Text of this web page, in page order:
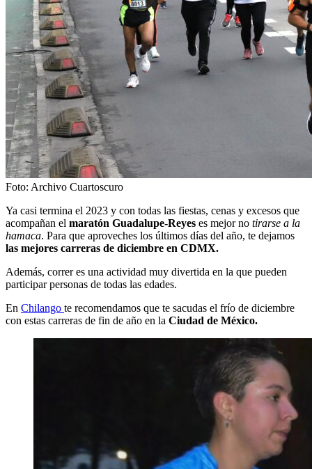
Foto: Archivo Cuartoscuro
Ya casi termina el 2023 y con todas las fiestas, cenas y excesos que
acompañan el maratón Guadalupe-Reyes es mejor no tirarse a la
hamaca. Para que aproveches los últimos días del año, te dejamos
las mejores carreras de diciembre en CDMX.
Además, correr es una actividad muy divertida en la que pueden
participar personas de todas las edades.
En Chilango te recomendamos que te sacudas el frío de diciembre
con estas carreras de fin de año en la Ciudad de México.